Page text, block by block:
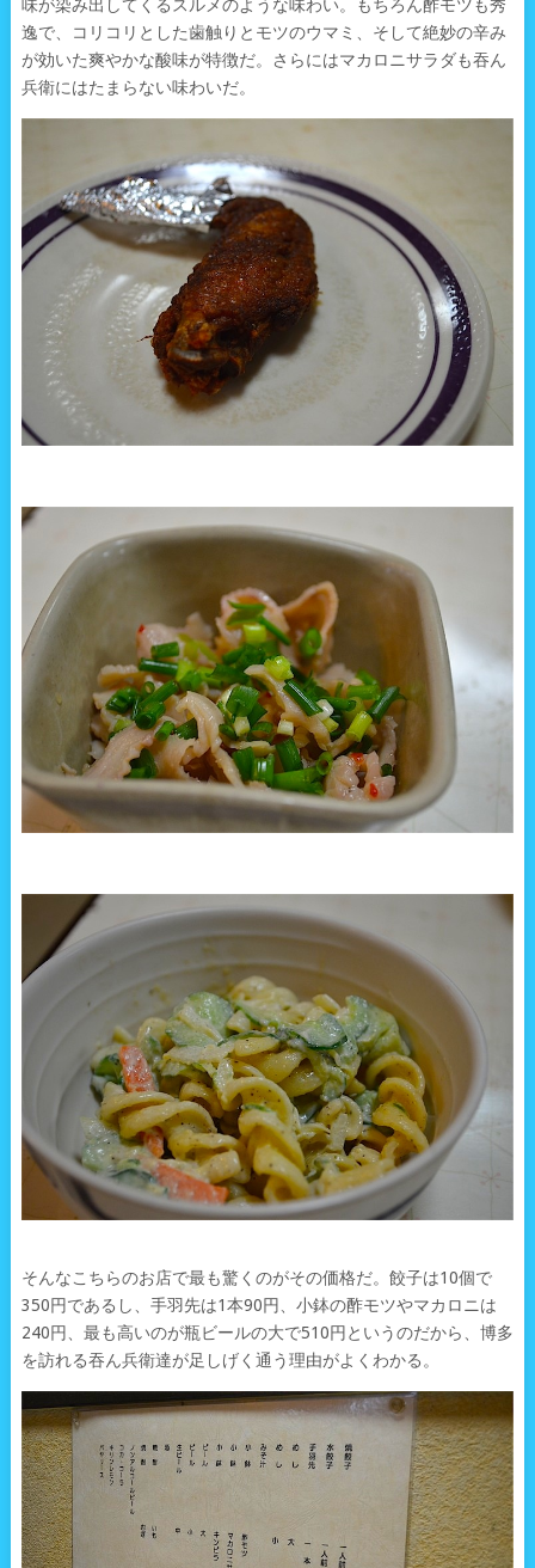
味が染み出してくるスルメのような味わい。もちろん酢モツも秀
逸で、コリコリとした歯触りとモツのウマミ、そして絶妙の辛み
が効いた爽やかな酸味が特徴だ。さらにはマカロニサラダも吞ん
兵衛にはたまらない味わいだ。
そんなこちらのお店で最も驚くのがその価格だ。餃子は10個で
350円であるし、手羽先は1本90円、小鉢の酢モツやマカロニは
240円、最も高いのが瓶ビールの大で510円というのだから、博多
を訪れる吞ん兵衛達が足しげく通う理由がよくわかる。